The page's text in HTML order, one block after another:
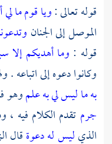
قوله تعالى :ويا قوم ما
الموصل إلى الجنان
قوله : وما أهديكم إلا
وكانوا دعوه إلى اتباعه .
به ما ليس لي به علموهو
جرم تقدم الكلام فيه ،
الذيليس له دعوةقال